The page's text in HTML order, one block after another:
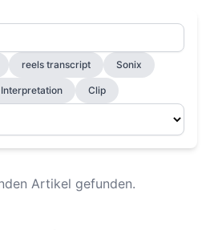
reels transcript Sonix
Clip
Artikel gefunden.